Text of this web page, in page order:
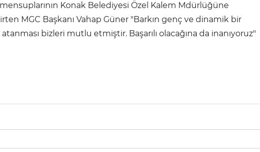
Konak Belediyesi Özel Kalem Mdürlüğüne
MGC Başkanı Vahap Güner "Barkın genç ve dinamik bir
bizleri mutlu etmiştir. Başarılı olacağına da inanıyoruz"